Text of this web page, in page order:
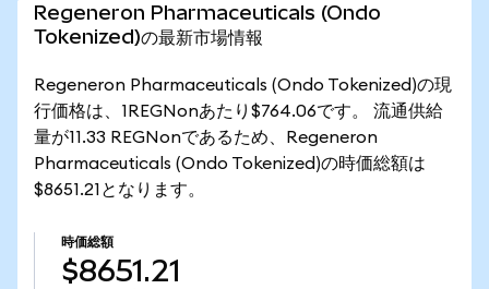
Regeneron Pharmaceuticals (Ondo
Tokenized)の最新市場情報
Regeneron Pharmaceuticals (Ondo Tokenized)の現
行価格は、1REGNonあたり$764.06です。 流通供給
量が11.33 REGNonであるため、Regeneron
Pharmaceuticals (Ondo Tokenized)の時価総額は
$8651.21となります。
時価総額
$8651.21